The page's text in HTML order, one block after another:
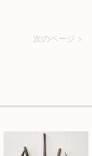
次のページ >